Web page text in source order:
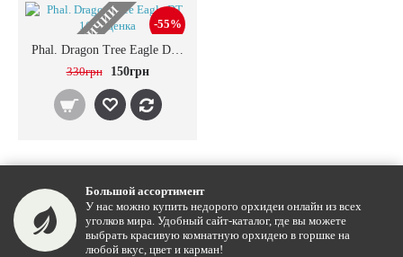
-55%
НЕТ В НАЛИЧИИ
Phal. Dragon Tree Eagle DT 168 уценка
330грн
150грн
Большой ассортимент
У нас можно купить недорого орхидеи онлайн из всех
уголков мира. Удобный сайт-каталог, где вы можете
выбрать красивую комнатную орхидею в горшке на
любой вкус, цвет и карман!